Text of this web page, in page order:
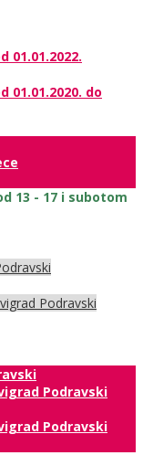
do
13 - 17 i subotom
Podravski
Podravski
Podravski